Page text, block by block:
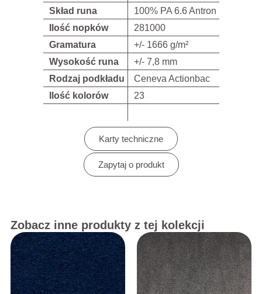
Skład runa
100% PA 6.6 Antron
Ilość nopków
281000
Gramatura
+/- 1666 g/m²
Wysokość runa
+/- 7,8 mm
Rodzaj podkładu
Ceneva Actionbac
Ilość kolorów
23
Karty techniczne
Zapytaj o produkt
Zobacz inne produkty z tej kolekcji